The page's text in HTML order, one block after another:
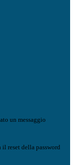
un messaggio
reset della password